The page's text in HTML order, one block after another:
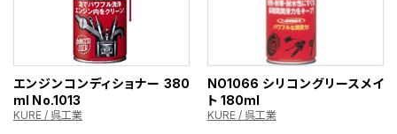
エンジンコンディショナー 380
ml No.1013
KURE / 呉工業
NO1066 シリコングリースメイ
ト 180ml
KURE / 呉工業